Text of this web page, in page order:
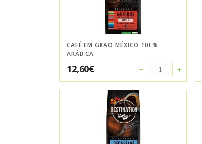
CAFÉ EM GRAO MÉXICO 100%
ARÁBICA
12,60€